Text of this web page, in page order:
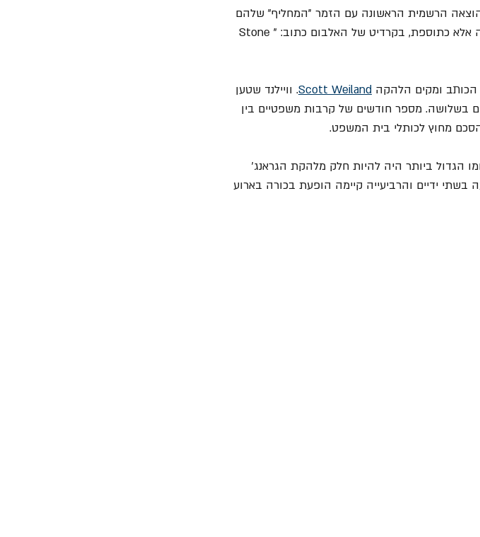
. הוא לא נחשב לאחד מחברי הלהקה אלא כתוספת, בקרדיט של האלבום כתוב: "Stone
Scott Weiland. וויילנד שטען
בשלושה. מספר חודשים של קרבות משפטיים בין
מחוץ לכותלי בית המשפט.
הגדול ביותר היה להיות חלק מלהקת הגראנג'
ידיים והרביעייה קיימה הופעת בכורה בארוע